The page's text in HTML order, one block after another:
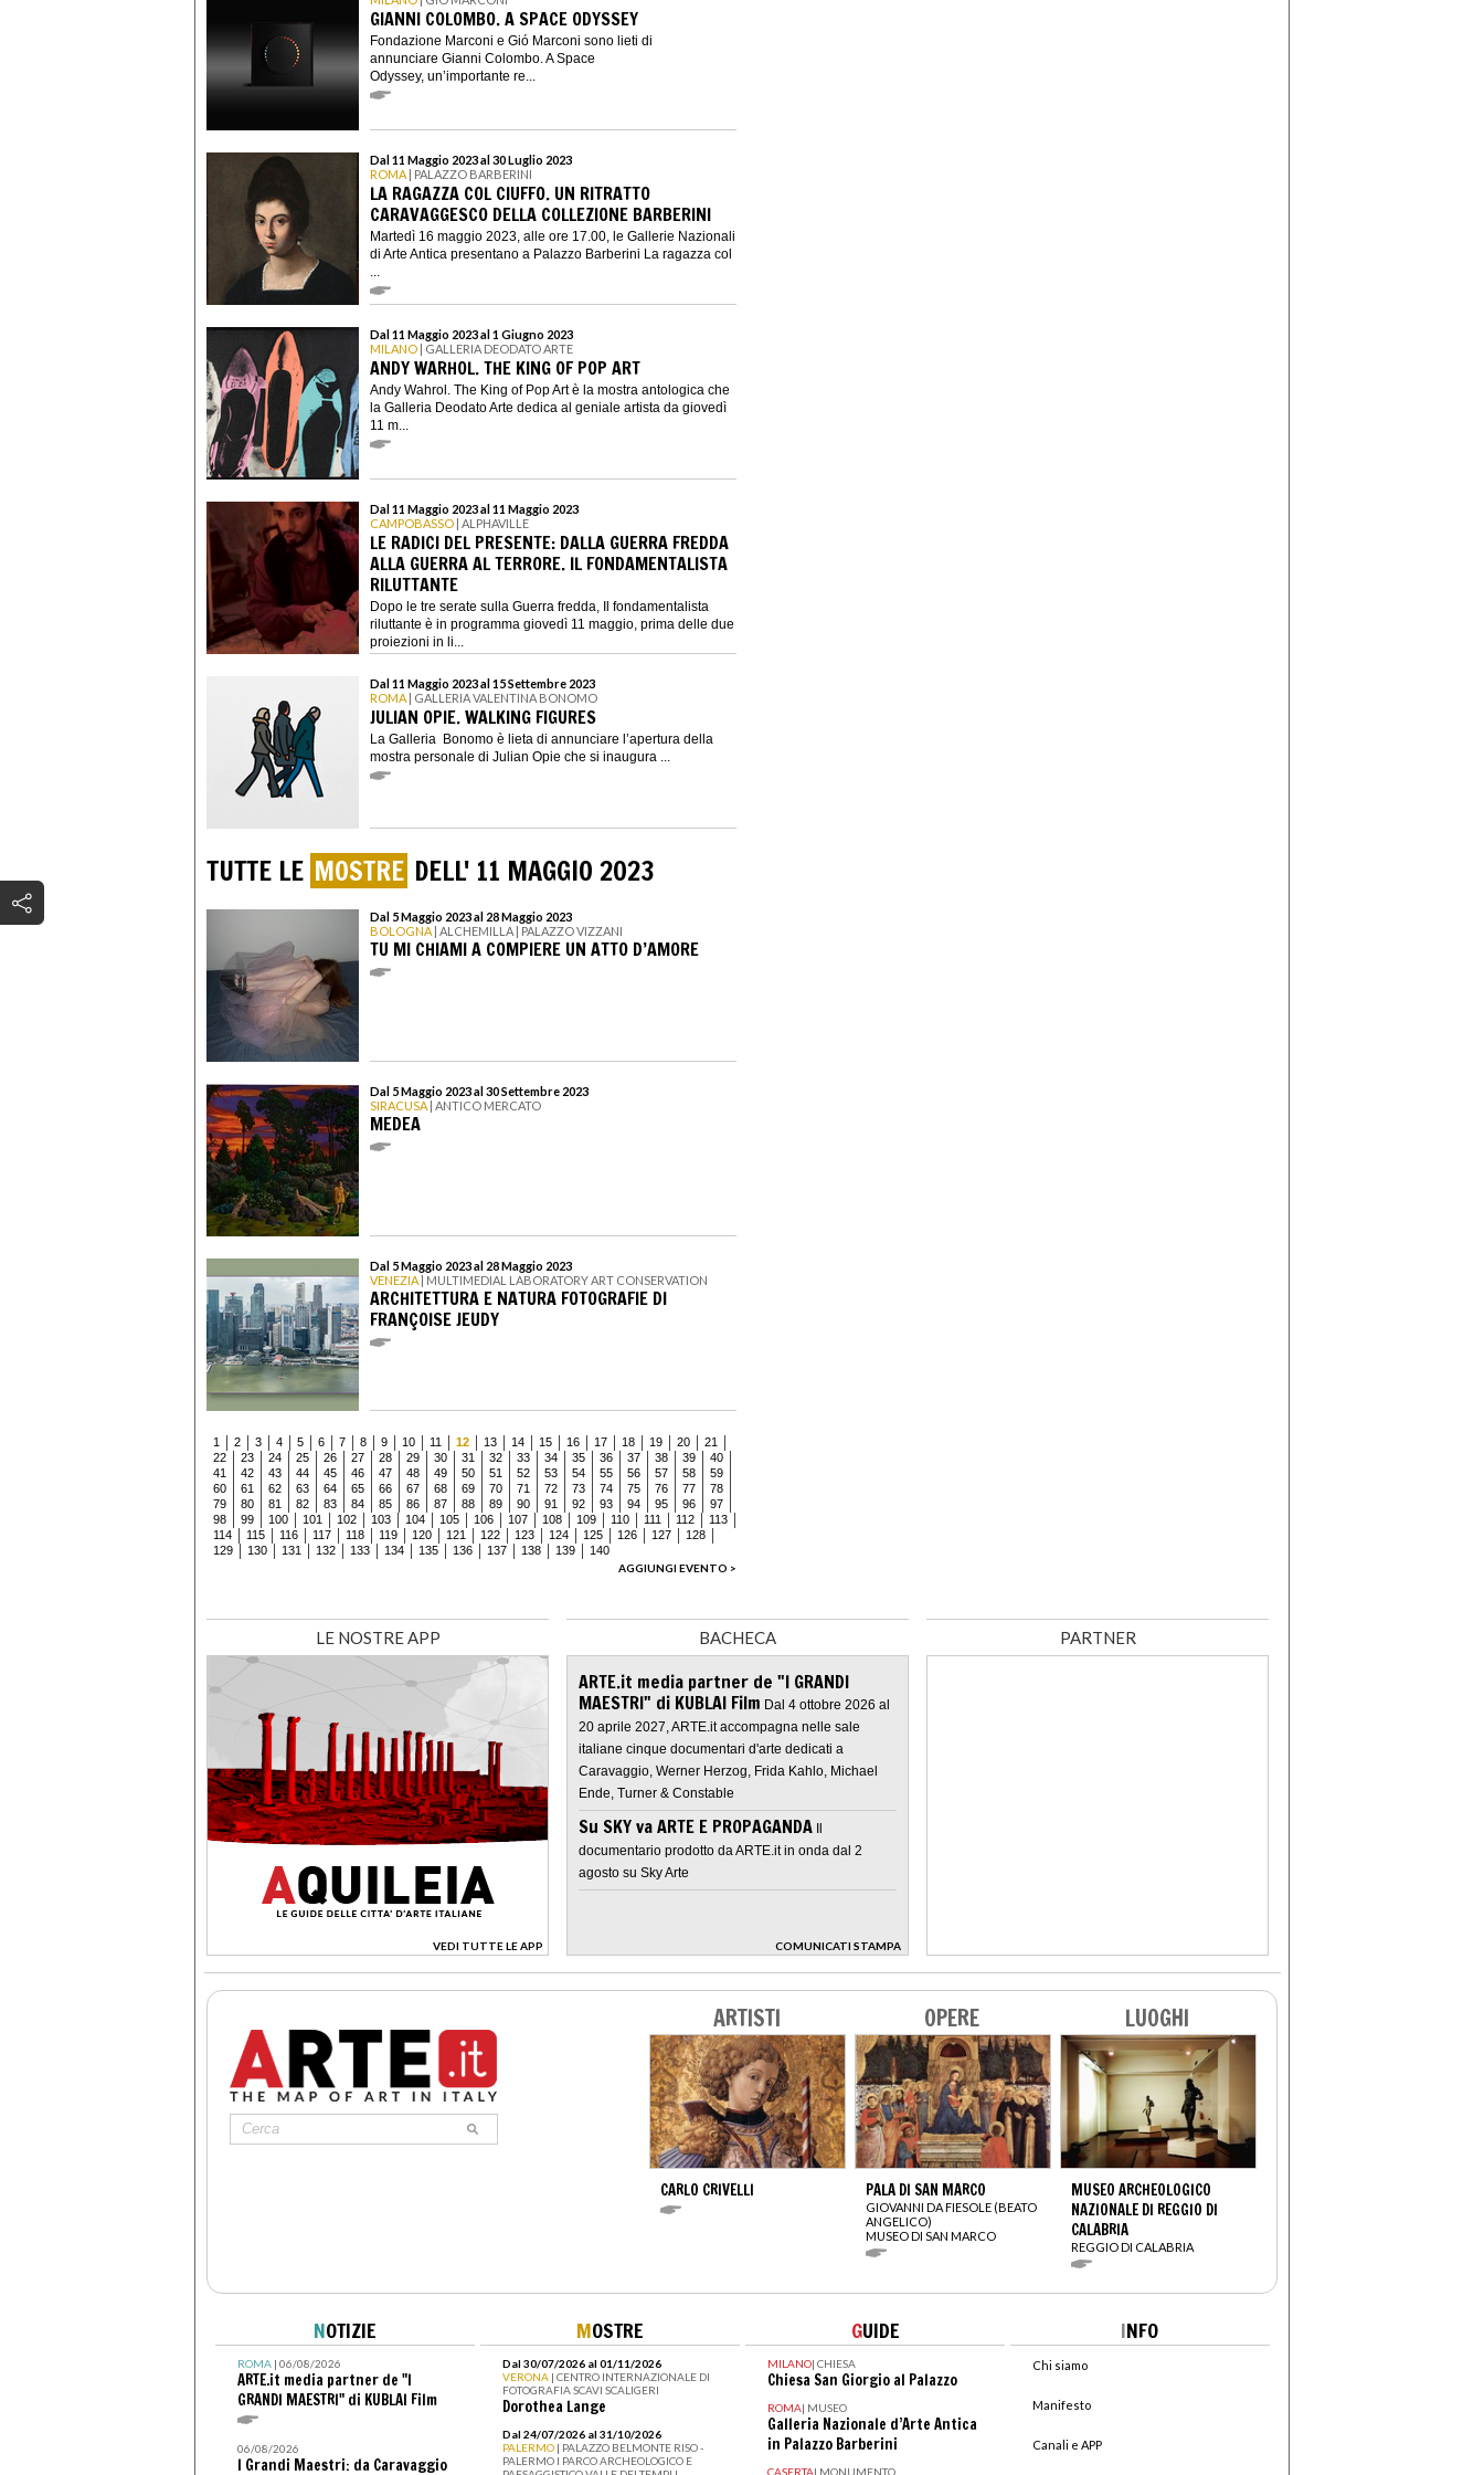
GIANNI COLOMBO. A SPACE ODYSSEY
Fondazione Marconi e Gió Marconi sono lieti di
annunciare Gianni Colombo. A Space
Odyssey, un’importante re...
Dal 11 Maggio 2023 al 30 Luglio 2023
ROMA | PALAZZO BARBERINI
LA RAGAZZA COL CIUFFO. UN RITRATTO
CARAVAGGESCO DELLA COLLEZIONE BARBERINI
Martedì 16 maggio 2023, alle ore 17.00, le Gallerie Nazionali
di Arte Antica presentano a Palazzo Barberini La ragazza col
Dal 11 Maggio 2023 al 1 Giugno 2023
MILANO | GALLERIA DEODATO ARTE
ANDY WARHOL. THE KING OF POP ART
Andy Wahrol. The King of Pop Art è la mostra antologica che
la Galleria Deodato Arte dedica al geniale artista da giovedì
11 m...
Dal 11 Maggio 2023 al 11 Maggio 2023
CAMPOBASSO | ALPHAVILLE
LE RADICI DEL PRESENTE: DALLA GUERRA FREDDA
ALLA GUERRA AL TERRORE. IL FONDAMENTALISTA
RILUTTANTE
Dopo le tre serate sulla Guerra fredda, Il fondamentalista
riluttante è in programma giovedì 11 maggio, prima delle due
proiezioni in li...
Dal 11 Maggio 2023 al 15 Settembre 2023
ROMA | GALLERIA VALENTINA BONOMO
JULIAN OPIE. WALKING FIGURES
La Galleria Bonomo è lieta di annunciare l’apertura della
mostra personale di Julian Opie che si inaugura ...
TUTTE LE MOSTRE DELL' 11 MAGGIO 2023
Dal 5 Maggio 2023 al 28 Maggio 2023
BOLOGNA | ALCHEMILLA | PALAZZO VIZZANI
TU MI CHIAMI A COMPIERE UN ATTO D’AMORE
Dal 5 Maggio 2023 al 30 Settembre 2023
SIRACUSA | ANTICO MERCATO
MEDEA
Dal 5 Maggio 2023 al 28 Maggio 2023
VENEZIA | MULTIMEDIAL LABORATORY ART CONSERVATION
ARCHITETTURA E NATURA FOTOGRAFIE DI
FRANÇOISE JEUDY
1 2 3 4 5 6 7 8 9 10 11 12 13 14 15 16 17 18 19 20
21
22
23 24 25 26 27 28 29 30 31 32 33 34 35 36 37 38 39
40
41
42 43 44 45 46 47 48 49 50 51 52 53 54 55 56 57 58
59
60
61 62 63 64 65 66 67 68 69 70 71 72 73 74 75 76 77
78
79
80 81 82 83 84 85 86 87 88 89 90 91 92 93 94 95 96
97
98
99 100 101 102 103 104 105 106 107 108 109 110 111 112
113
114
115 116 117 118 119 120 121 122 123 124 125 126 127
128
129
130 131 132 133 134 135 136 137 138 139
140
AGGIUNGI EVENTO >
LE NOSTRE APP
VEDI TUTTE LE APP
>
BACHECA
ARTE.it media partner de "I GRANDI
MAESTRI" di KUBLAI Film Dal 4 ottobre 2026 al
20 aprile 2027, ARTE.it accompagna nelle sale
italiane cinque documentari d'arte dedicati a
Caravaggio, Werner Herzog, Frida Kahlo, Michael
Ende, Turner & Constable
Su SKY va ARTE E PROPAGANDA Il
documentario prodotto da ARTE.it in onda dal 2
agosto su Sky Arte
COMUNICATI STAMPA
>
PARTNER
ARTISTI
CARLO CRIVELLI
OPERE
PALA DI SAN MARCO
GIOVANNI DA FIESOLE (BEATO
ANGELICO)
MUSEO DI SAN MARCO
LUOGHI
MUSEO ARCHEOLOGICO
NAZIONALE DI REGGIO DI
CALABRIA
REGGIO DI CALABRIA
NOTIZIE
ROMA| 06/08/2026
ARTE.it media partner de "I
GRANDI MAESTRI" di KUBLAI Film
06/08/2026
I Grandi Maestri: da Caravaggio
MOSTRE
Dal 30/07/2026 al 01/11/2026
VERONA | CENTRO INTERNAZIONALE DI
FOTOGRAFIA SCAVI SCALIGERI
Dorothea Lange
Dal 24/07/2026 al 31/10/2026
PALERMO | PALAZZO BELMONTE RISO -
PALERMO I PARCO ARCHEOLOGICO E
GUIDE
MILANO| CHIESA
Chiesa San Giorgio al Palazzo
ROMA| MUSEO
Galleria Nazionale d’Arte Antica
in Palazzo Barberini
CASERTA| MONUMENTO
INFO
Chi siamo
Manifesto
Canali e APP